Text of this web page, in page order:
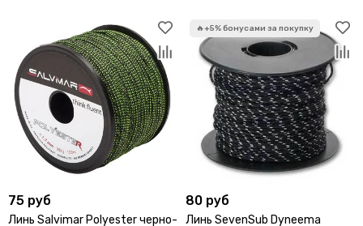
75 руб
Линь Salvimar Polyester черно-
80 руб
Линь SevenSub Dyneema